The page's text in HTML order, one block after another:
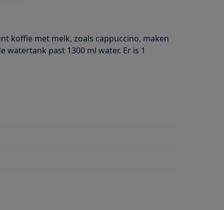
koffie met melk, zoals cappuccino, maken
watertank past 1300 ml water. Er is 1